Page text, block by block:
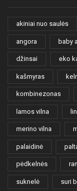
akiniai nuo saulės
angora baby
džinsai eko
kašmyras
kombinezonas
lamos vilna
merino vilna
palaidinė
pėdkelnės
suknelė suri